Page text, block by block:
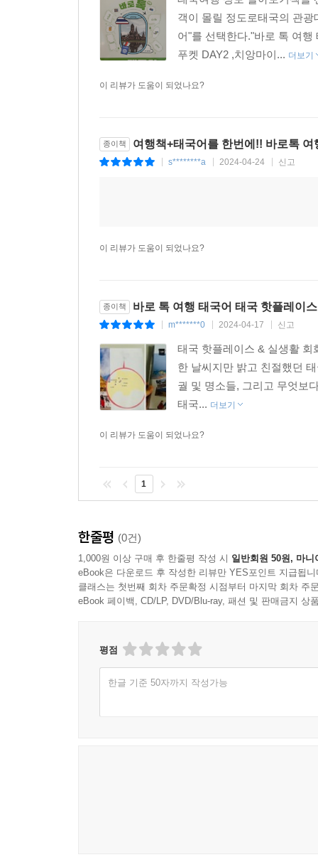
객이 몰릴 정도로태국의 관
어"를 선택한다."바로 톡 여행
푸켓 DAY2 ,치앙마이... 더보기
이 리뷰가 도움이 되었나요?
종이책 여행책+태국어를 한번에!! 바로톡
s********a 2024-04-24 신고
이 리뷰가 도움이 되었나요?
종이책 바로 톡 여행 태국어 태국 핫플레이
m*******0 2024-04-17 신고
태국 핫플레이스 & 실생활
한 날씨지만 밝고 친절했던
궐 및 명소들, 그리고 무엇보
태국... 더보기
이 리뷰가 도움이 되었나요?
1
한줄평 (0건)
1,000원 이상 구매 후 한줄평 작성 시 일반회원 50원, 마니
eBook은 다운로드 후 작성한 리뷰만 YES포인트 지급됩니
클래스는 첫번째 회차 주문확정 시점부터 마지막 회차 주
eBook 페이백, CD/LP, DVD/Blu-ray, 패션 및 판매금지 상
평점
한글 기준 50자까지 작성가능